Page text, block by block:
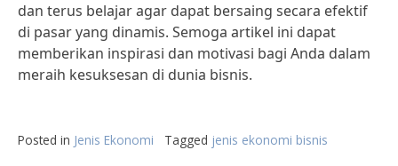
dan terus belajar agar dapat bersaing secara efektif
di pasar yang dinamis. Semoga artikel ini dapat
memberikan inspirasi dan motivasi bagi Anda dalam
meraih kesuksesan di dunia bisnis.
Posted in Jenis Ekonomi Tagged jenis ekonomi bisnis